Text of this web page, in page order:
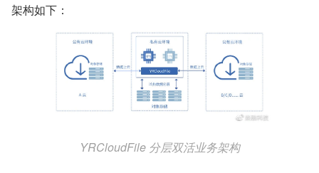
架构如下：
YRCloudFile 分层双活业务架构